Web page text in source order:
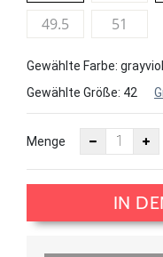
49.5
51
Gewählte Farbe:
Gewählte Größe: 42
Menge
IN